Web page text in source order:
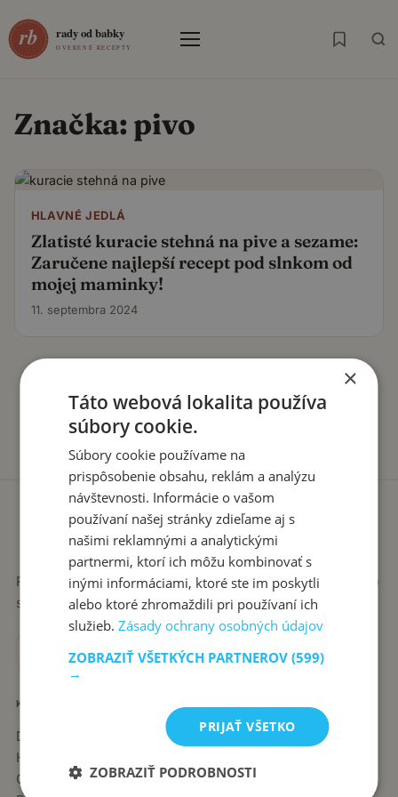
Menu
Značka: pivo
HLAVNÉ JEDLÁ
Zlatisté kuracie stehná na pive a sezame:
Zaručene najlepší recept pod slnkom od
mojej maminky!
11. septembra 2024
Recepty píše babka Stanka. Jednoduché, poctivé jedlá zo
slovenskej kuchyne, ktoré sa vždy podaria.
KATEGÓRIE
Dezerty
Hlavné jedlá
Chuťovky
×
Táto webová lokalita používa
súbory cookie.
Súbory cookie používame na
prispôsobenie obsahu, reklám a analýzu
návštevnosti. Informácie o vašom
používaní našej stránky zdieľame aj s
našimi reklamnými a analytickými
partnermi, ktorí ich môžu kombinovať s
inými informáciami, ktoré ste im poskytli
alebo ktoré zhromaždili pri používaní ich
služieb.Zásady ochrany osobných údajov
ZOBRAZIŤ VŠETKÝCH PARTNEROV(599)
→
PRIJAŤ VŠETKO
ZOBRAZIŤ PODROBNOSTI